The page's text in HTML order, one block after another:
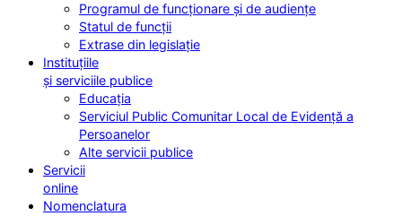
Programul de funcționare și de audiențe
Statul de funcții
Extrase din legislație
Instituțiile
și serviciile publice
Educația
Serviciul Public Comunitar Local de Evidență a
Persoanelor
Alte servicii publice
Servicii
online
Nomenclatura